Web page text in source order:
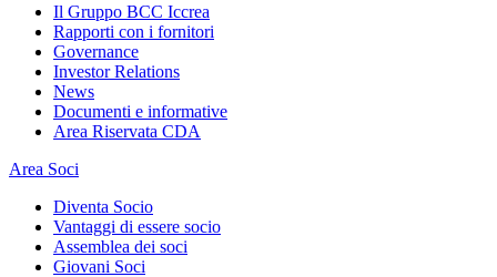
Il Gruppo BCC Iccrea
Rapporti con i fornitori
Governance
Investor Relations
News
Documenti e informative
Area Riservata CDA
Area Soci
Diventa Socio
Vantaggi di essere socio
Assemblea dei soci
Giovani Soci